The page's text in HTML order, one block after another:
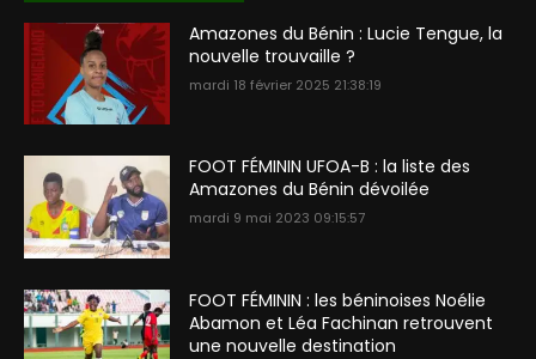
Amazones du Bénin : Lucie Tengue, la
nouvelle trouvaille ?
mardi 18 février 2025 21:38:19
FOOT FÉMININ UFOA-B : la liste des
Amazones du Bénin dévoilée
mardi 9 mai 2023 09:15:57
FOOT FÉMININ : les béninoises Noélie
Abamon et Léa Fachinan retrouvent
une nouvelle destination